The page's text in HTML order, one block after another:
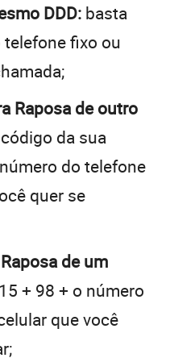
DDD: basta
fixo ou
Raposa de outro
da sua
do telefone
quer se
de um
+ 98 + o número
que você